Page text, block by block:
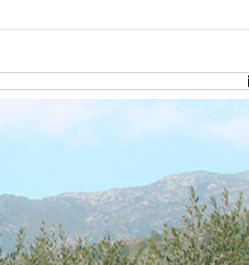
més de 4,7 M€
vegetals amb